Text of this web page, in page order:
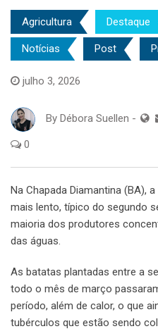
Agricultura Destaque
Notícias Post
julho 3, 2026
By Débora Suellen -
0
Na Chapada Diamantina (BA),
mais lento, típico do segundo
maioria dos produtores
das águas.
As batatas plantadas entre a
todo o mês de março
período, além de calor, o que
tubérculos que estão sendo